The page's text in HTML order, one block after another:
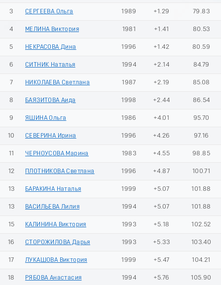
3 СЕРГЕЕВА Ольга 1989 +1.29 79.83
4 МЕЛИНА Виктория 1981 +1.41 80.53
5 НЕКРАСОВА Дина 1996 +1.42 80.59
6 СИТНИК Наталья 1994 +2.14 84.79
7 НИКОЛАЕВА Светлана 1987 +2.19 85.08
8 БАЯЗИТОВА Аида 1998 +2.44 86.54
9 ЯШИНА Ольга 1986 +4.01 95.70
10 СЕВЕРИНА Ирина 1996 +4.26 97.16
11 ЧЕРНОУСОВА Марина 1983 +4.55 98.85
12 ПЛОТНИКОВА Светлана 1996 +4.87 100.71
13 БАРАКИНА Наталья 1999 +5.07 101.88
13 ВАСИЛЬЕВА Лилия 1994 +5.07 101.88
15 КАЛИНИНА Виктория 1993 +5.18 102.52
16 СТОРОЖИЛОВА Дарья 1993 +5.33 103.40
17 ЛУКАШОВА Виктория 1999 +5.47 104.21
18 РЯБОВА Анастасия 1994 +5.76 105.90